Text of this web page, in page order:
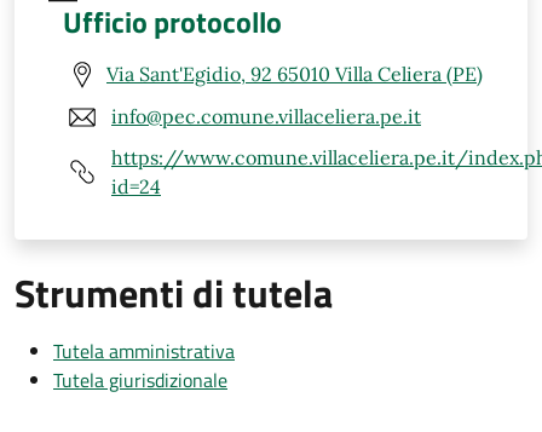
Ufficio protocollo
Via Sant'Egidio, 92 65010 Villa Celiera (PE)
info@pec.comune.villaceliera.pe.it
https://www.comune.villaceliera.pe.it/
id=24
Strumenti di tutela
Tutela amministrativa
Tutela giurisdizionale